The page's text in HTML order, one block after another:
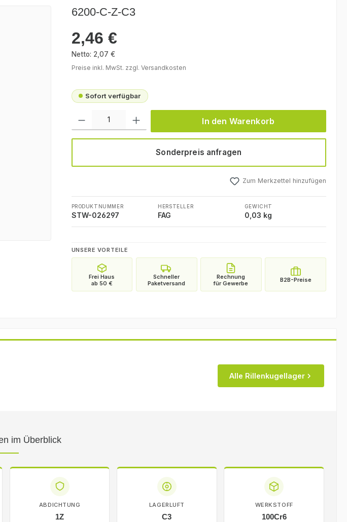
6200-C-Z-C3
Regulärer Preis:
2,46 €
Netto: 2,07 €
Preise inkl. MwSt. zzgl. Versandkosten
Sofort verfügbar
Produkt Anzahl: Gib den gewünschten Wert ein oder benutze die Schaltflächen
In den Warenkorb
Sonderpreis anfragen
Zum Merkzettel hinzufügen
PRODUKTNUMMER
STW-026297
HERSTELLER
FAG
GEWICHT
0,03 kg
UNSERE VORTEILE
Alle Rillenkugellager
im Überblick
ABDICHTUNG
1Z
LAGERLUFT
C3
WERKSTOFF
100Cr6